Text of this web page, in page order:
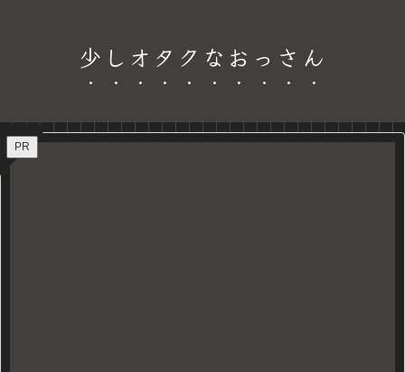
少しオタクなおっさん
PR